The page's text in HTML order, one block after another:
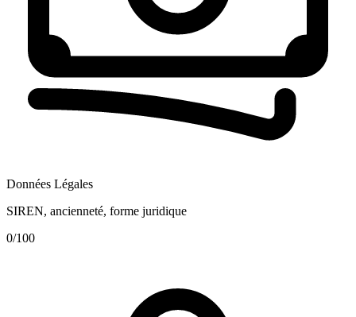
Données Légales
SIREN, ancienneté, forme juridique
0/100